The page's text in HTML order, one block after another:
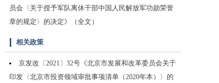
员会〈关于授予军队离休干部中国人民解放军功勋荣誉
章的规定〉的决定》（全文）
相关政策
京发改〔2021〕32号《北京市发展和改革委员会关于
印发〈北京市投资领域审批事项清单（2020年本）〉的